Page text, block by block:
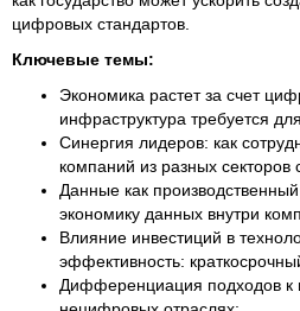
цифровых стандартов.
Ключевые темы:
Экономика растет за счет
инфраструктура требуется
Синергия лидеров: как
компаний из разных секторов
Данные как производственный
экономику данных внутри
Влияние инвестиций в
эффективность:
Дифференциация подходов к